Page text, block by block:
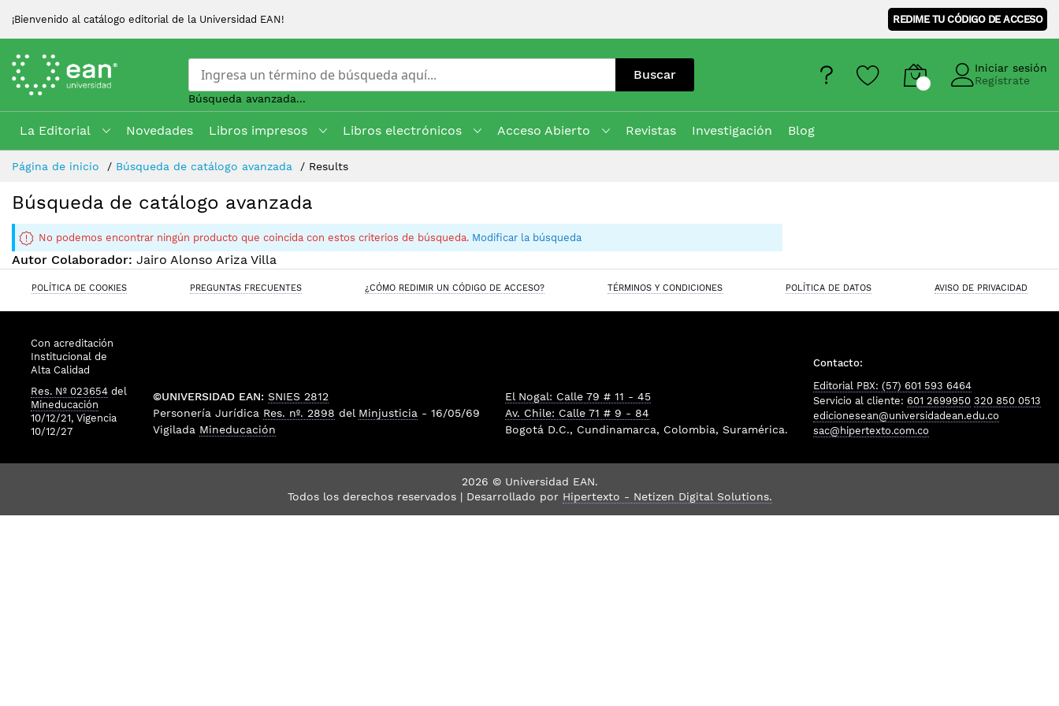
¡Bienvenido al catálogo editorial de la Universidad EAN! REDIME TU CÓDIGO DE ACCESO
Buscar
Búsqueda avanzada...
Iniciar sesión
Regístrate
La Editorial Novedades Libros impresos Libros electrónicos Acceso Abierto Revistas Investigación
Blog
Skip
Content
Página de inicio Búsqueda de catálogo avanzada Results
Búsqueda de catálogo avanzada
No podemos encontrar ningún producto que coincida con estos criterios de búsqueda. Modificar la búsqueda
Autor Colaborador: Jairo Alonso Ariza Villa
POLÍTICA DE COOKIES PREGUNTAS FRECUENTES ¿CÓMO REDIMIR UN CÓDIGO DE ACCESO? TÉRMINOS Y CONDICIONES POLÍTICA DE DATOS AVISO DE PRIVACIDAD
Con acreditación
Institucional de
Alta Calidad
Res. Nº 023654 del
Mineducación
10/12/21, Vigencia
10/12/27
©UNIVERSIDAD EAN: SNIES 2812
Personería Jurídica Res. nº. 2898 del Minjusticia - 16/05/69
Vigilada Mineducación
El Nogal: Calle 79 # 11 - 45
Av. Chile: Calle 71 # 9 - 84
Bogotá D.C., Cundinamarca, Colombia, Suramérica.
Contacto:
Editorial PBX: (57) 601 593 6464
Servicio al cliente: 601 2699950 320 850 0513
edicionesean@universidadean.edu.co
sac@hipertexto.com.co
2026 © Universidad EAN.
Todos los derechos reservados | Desarrollado por Hipertexto - Netizen Digital Solutions.